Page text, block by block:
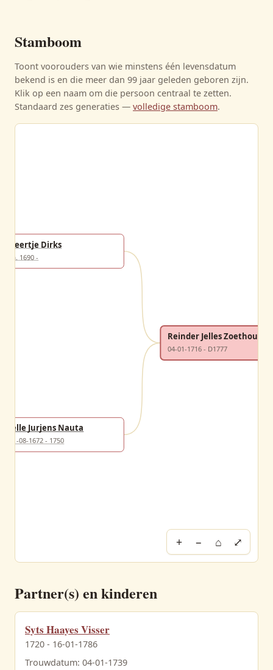
Stamboom
Toont voorouders van wie minstens één levensdatum
bekend is en die meer dan 99 jaar geleden geboren zijn.
Klik op een naam om die persoon centraal te zetten.
Standaard zes generaties — volledige stamboom.
Geertje Dirks
ca. 1690 -
Jelle Jurjens Nauta
21-08-1672 - 1750
Reinder Jelles Zoethout
04-01-1716 - D1777
+ − ⌂ ⤢
Partner(s) en kinderen
Syts Haayes Visser
1720 - 16-01-1786
Trouwdatum: 04-01-1739